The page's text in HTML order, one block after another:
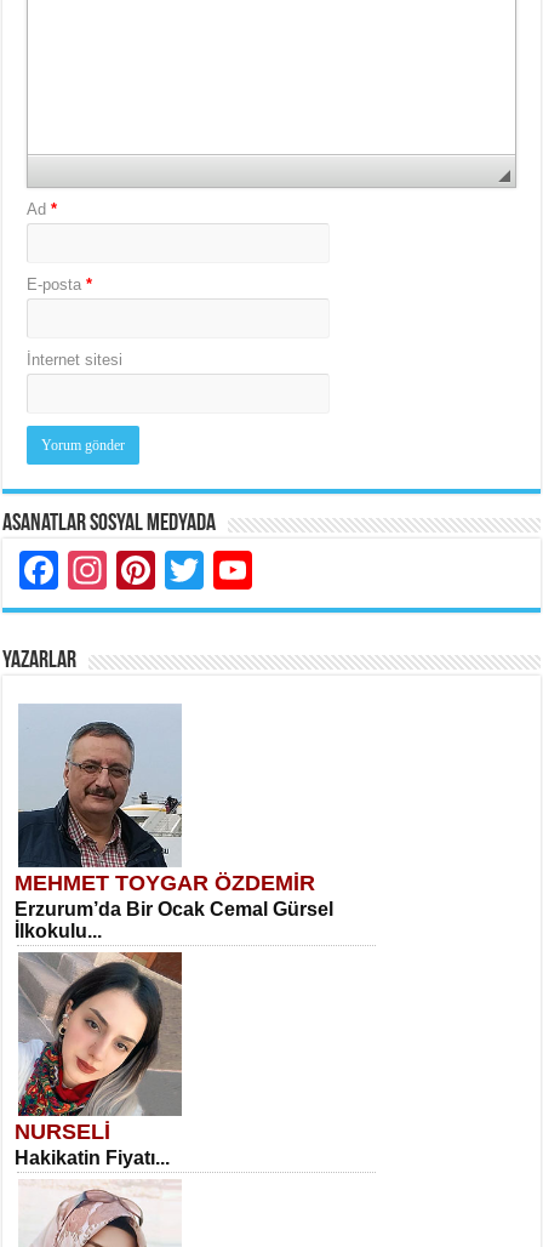
Ad*
E-posta*
İnternet sitesi
Asanatlar Sosyal Medyada
Facebook
Instagram
Pinterest
Twitter
YAZARLAR
MEHMET TOYGAR ÖZDEMİR
Erzurum’da Bir Ocak Cemal Gürsel
İlkokulu...
NURSELİ
Hakikatin Fiyatı...